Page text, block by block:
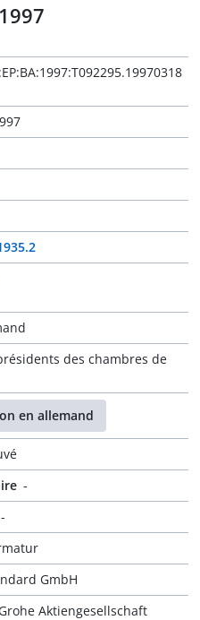
des chambres de
en allemand
-
-
GmbH
Aktiengesellschaft